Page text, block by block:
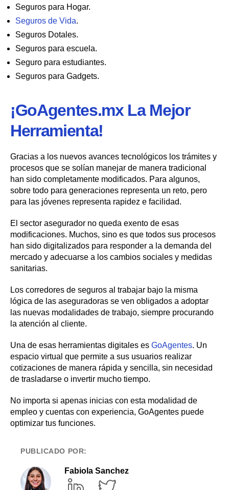
Seguros para Hogar.
Seguros de Vida.
Seguros Dotales.
Seguros para escuela.
Seguro para estudiantes.
Seguros para Gadgets.
¡GoAgentes.mx La Mejor
Herramienta!
Gracias a los nuevos avances tecnológicos los trámites y
procesos que se solían manejar de manera tradicional
han sido completamente modificados. Para algunos,
sobre todo para generaciones representa un reto, pero
para las jóvenes representa rapidez e facilidad.
El sector asegurador no queda exento de esas
modificaciones. Muchos, sino es que todos sus procesos
han sido digitalizados para responder a la demanda del
mercado y adecuarse a los cambios sociales y medidas
sanitarias.
Los corredores de seguros al trabajar bajo la misma
lógica de las aseguradoras se ven obligados a adoptar
las nuevas modalidades de trabajo, siempre procurando
la atención al cliente.
Una de esas herramientas digitales es GoAgentes. Un
espacio virtual que permite a sus usuarios realizar
cotizaciones de manera rápida y sencilla, sin necesidad
de trasladarse o invertir mucho tiempo.
No importa si apenas inicias con esta modalidad de
empleo y cuentas con experiencia, GoAgentes puede
optimizar tus funciones.
PUBLICADO POR:
Fabiola Sanchez